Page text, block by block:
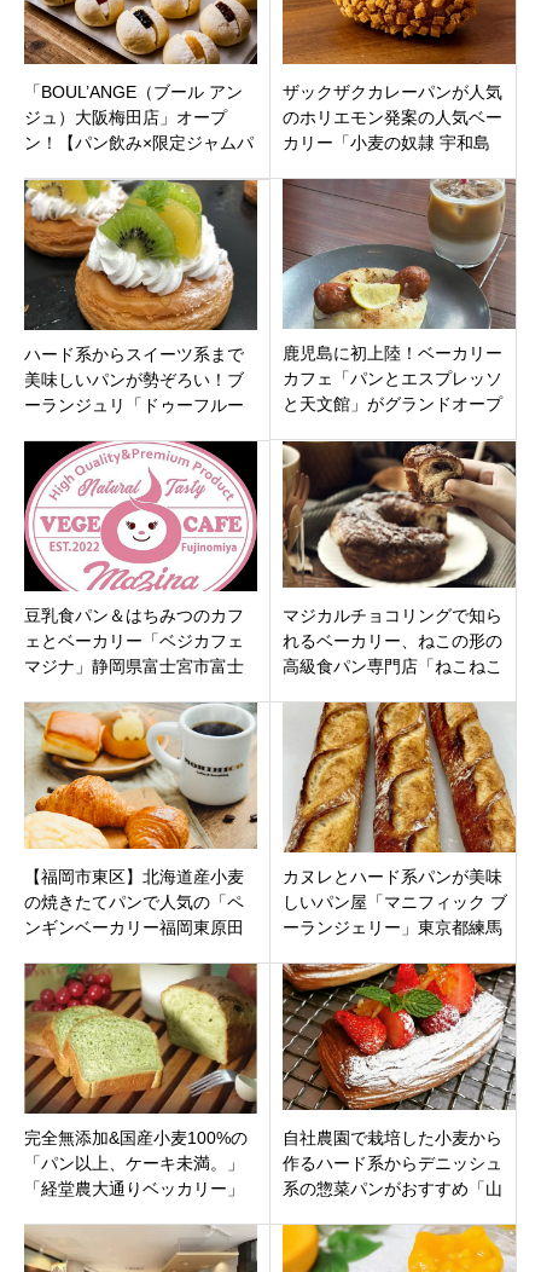
「BOUL’ANGE（ブール アン
ジュ）大阪梅田店」オープ
ン！【パン飲み×限定ジャムパ
掘り
ザックザクカレーパンが人気
のホリエモン発案の人気ベー
カリー「小麦の奴隷 宇和島
ン
ハード系からスイーツ系まで
美味しいパンが勢ぞろい！ブ
ーランジュリ「ドゥーフルー
鹿児島に初上陸！ベーカリー
カフェ「パンとエスプレッソ
と天文館」がグランドオープ
空間の魅力
豆乳食パン＆はちみつのカフ
ェとベーカリー「ベジカフェ
マジナ」静岡県富士宮市富士
ープン
マジカルチョコリングで知ら
れるベーカリー、ねこの形の
高級食パン専門店「ねこねこ
アンティーク イオンモール羽
生店」埼玉県羽生市 9月24日
（金）オープン
【福岡市東区】北海道産小麦
の焼きたてパンで人気の「ペ
ンギンベーカリー福岡東原田
地グルメも堪能。
カヌレとハード系パンが美味
しいパン屋「マニフィック ブ
ーランジェリー」東京都練馬
完全無添加&国産小麦100%の
「パン以上、ケーキ未満。」
「経堂農大通りベッカリー」
3月25日（木）オープン
自社農園で栽培した小麦から
作るハード系からデニッシュ
系の惣菜パンがおすすめ「山
店」神戸市須磨区